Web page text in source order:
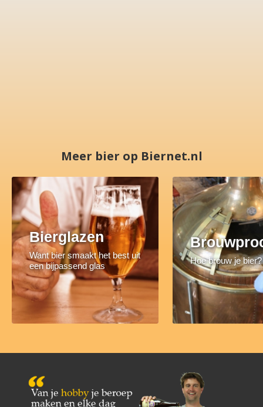
Meer bier op Biernet.nl
Bierglazen
Want bier smaakt het best uit
een bijpassend glas
Hoe brouw je bier?